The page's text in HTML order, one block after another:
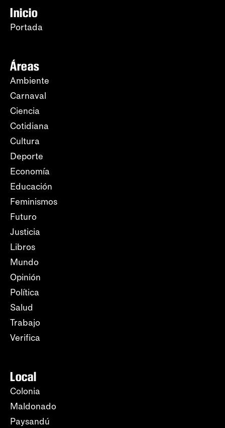
Inicio
Portada
Áreas
Ambiente
Carnaval
Ciencia
Cotidiana
Cultura
Deporte
Economía
Educación
Feminismos
Futuro
Justicia
Libros
Mundo
Opinión
Política
Salud
Trabajo
Verifica
Local
Colonia
Maldonado
Paysandú